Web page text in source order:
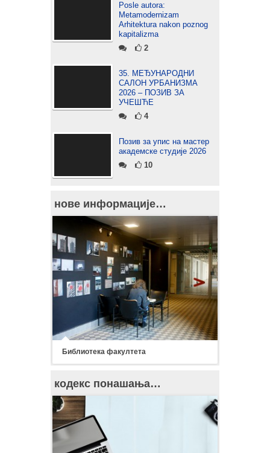
Posle autora:
Metamodernizam
Arhitektura nakon poznog
kapitalizma
2
35. МЕЂУНАРОДНИ
САЛОН УРБАНИЗМА
2026 – ПОЗИВ ЗА
УЧЕШЋЕ
4
Позив за упис на мастер
академске студије 2026
10
нове информације…
Библиотека факултета
кодекс понашања…